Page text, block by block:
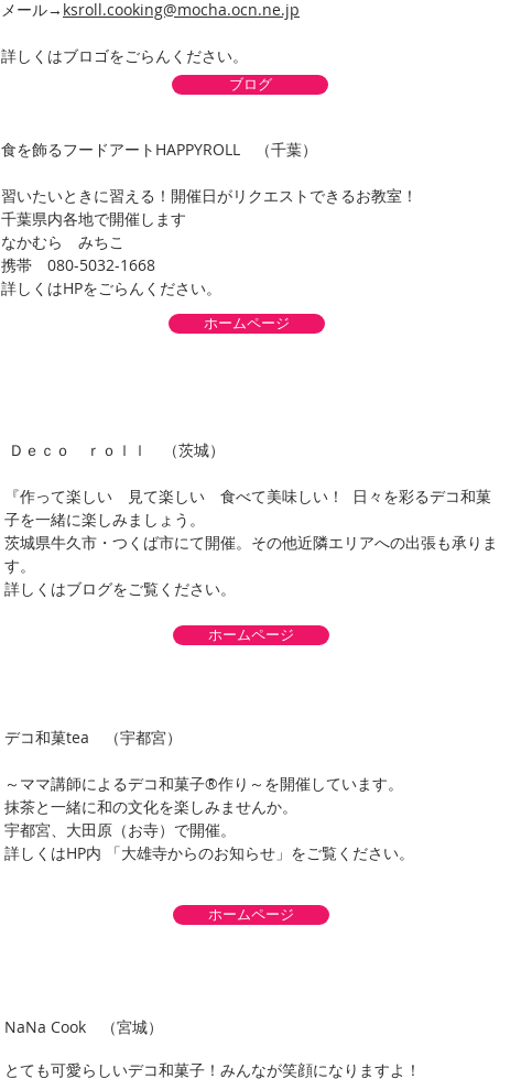
メール→ ksroll.cooking@mocha.ocn.ne.jp
詳しくはブロゴをごらんください。
ブログ
食を飾るフードアートHAPPYROLL （千葉）
習いたいときに習える！開催日がリクエストできるお教室！
千葉県内各地で開催します
なかむら みちこ
​携帯 080-5032-1668
詳しくはHPをごらんください。
ホームページ
Ｄｅｃｏ ｒｏｌｌ （茨城）
『作って楽しい 見て楽しい 食べて美味しい！ 日々を彩るデコ和菓
子を一緒に楽しみましょう。
茨城県牛久市・つくば市にて開催。その他近隣エリアへの出張も承りま
す。
詳しくはブログをご覧ください。
ホームページ
デコ和菓tea （宇都宮）
～ママ講師によるデコ和菓子®作り～を開催しています。
抹茶と一緒に和の文化を楽しみませんか。
宇都宮、大田原（お寺）で開催。
詳しくはHP内 「大雄寺からのお知らせ」をご覧ください。
ホームページ
NaNa Cook （宮城）
とても可愛らしいデコ和菓子！みんなが笑顔になりますよ！